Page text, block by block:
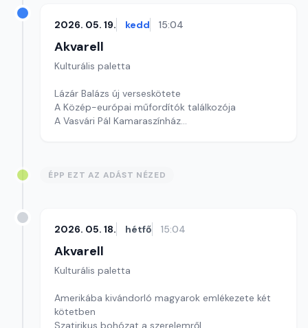
2026. 05. 19. kedd 15:04
Akvarell
Kulturális paletta
Lázár Balázs új verseskötete
A Közép-európai műfordítók találkozója
A Vasvári Pál Kamaraszínház
ÉPP EZT AZ ADÁST NÉZED
2026. 05. 18. hétfő 15:04
Akvarell
Kulturális paletta
Amerikába kivándorló magyarok emlékezete két
kötetben
Szatirikus bohózat a szerelemről